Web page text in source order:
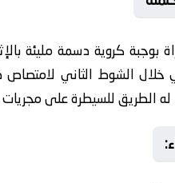
بوجبة كروية دسمة مليئة
خلال الشوط الثاني
له الطريق للسيطرة على مجريات